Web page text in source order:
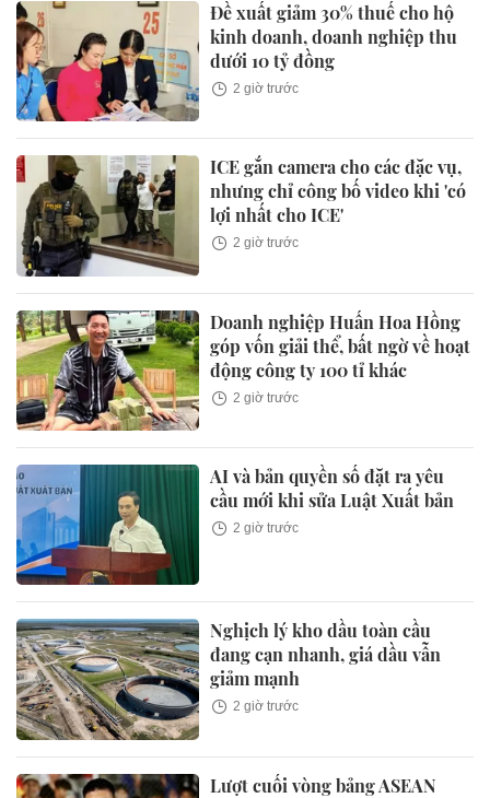
Đề xuất giảm 30% thuế cho hộ
kinh doanh, doanh nghiệp thu
dưới 10 tỷ đồng
2 giờ trước
ICE gắn camera cho các đặc vụ,
nhưng chỉ công bố video khi 'có
lợi nhất cho ICE'
2 giờ trước
Doanh nghiệp Huấn Hoa Hồng
góp vốn giải thể, bất ngờ về hoạt
động công ty 100 tỉ khác
2 giờ trước
AI và bản quyền số đặt ra yêu
cầu mới khi sửa Luật Xuất bản
2 giờ trước
Nghịch lý kho dầu toàn cầu
đang cạn nhanh, giá dầu vẫn
giảm mạnh
2 giờ trước
Lượt cuối vòng bảng ASEAN